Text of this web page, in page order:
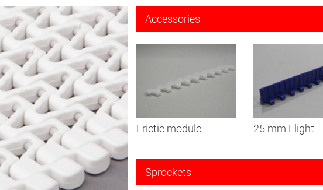
Accessories
Frictie module 25 mm Flight
Sprockets